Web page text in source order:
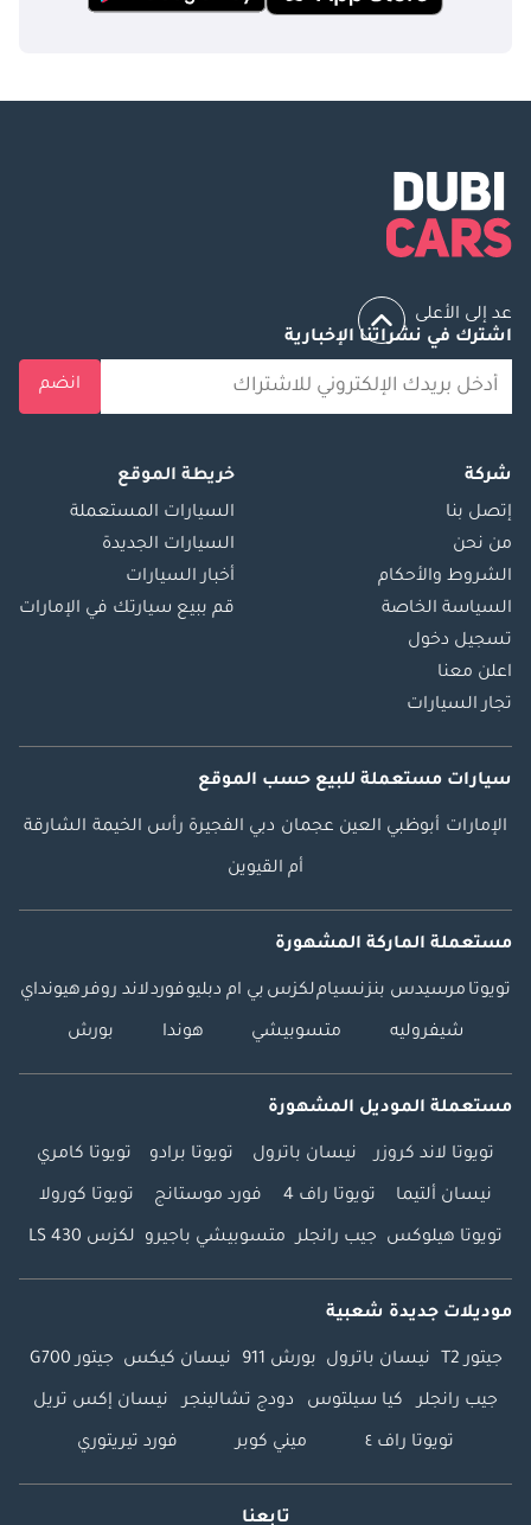
عد إلى الأعلى
اشترك في نشراتنا الإخبارية
انضم
شركة
إتصل بنا
من نحن
الشروط والأحكام
السياسة الخاصة
تسجيل دخول
اعلن معنا
تجار السيارات
خريطة الموقع
السيارات المستعملة
السيارات الجديدة
أخبار السيارات
قم ببيع سيارتك في الإمارات
سيارات مستعملة للبيع حسب الموقع
الإمارات أبوظبي العين عجمان دبي الفجيرة رأس الخيمة الشارقة
أم القيوين
مستعملة الماركة المشهورة
تويوتا مرسيدس بنزنسياملكزس بي ام دبليوفوردلاند روفرهيونداي
شيفروليه متسوبيشي هوندا بورش
مستعملة الموديل المشهورة
تويوتا لاند كروزر نيسان باترول تويوتا برادو تويوتا كامري
نيسان ألتيما تويوتا راف 4 فورد موستانج تويوتا كورولا
تويوتا هيلوكس جيب رانجلر متسوبيشي باجيرو لكزس LS 430
موديلات جديدة شعبية
جيتور T2 نيسان باترول بورش 911 نيسان كيكس جيتور G700
جيب رانجلر كيا سيلتوس دودج تشالينجر نيسان إكس تريل
تويوتا راف ٤ ميني كوبر فورد تيريتوري
تابعنا